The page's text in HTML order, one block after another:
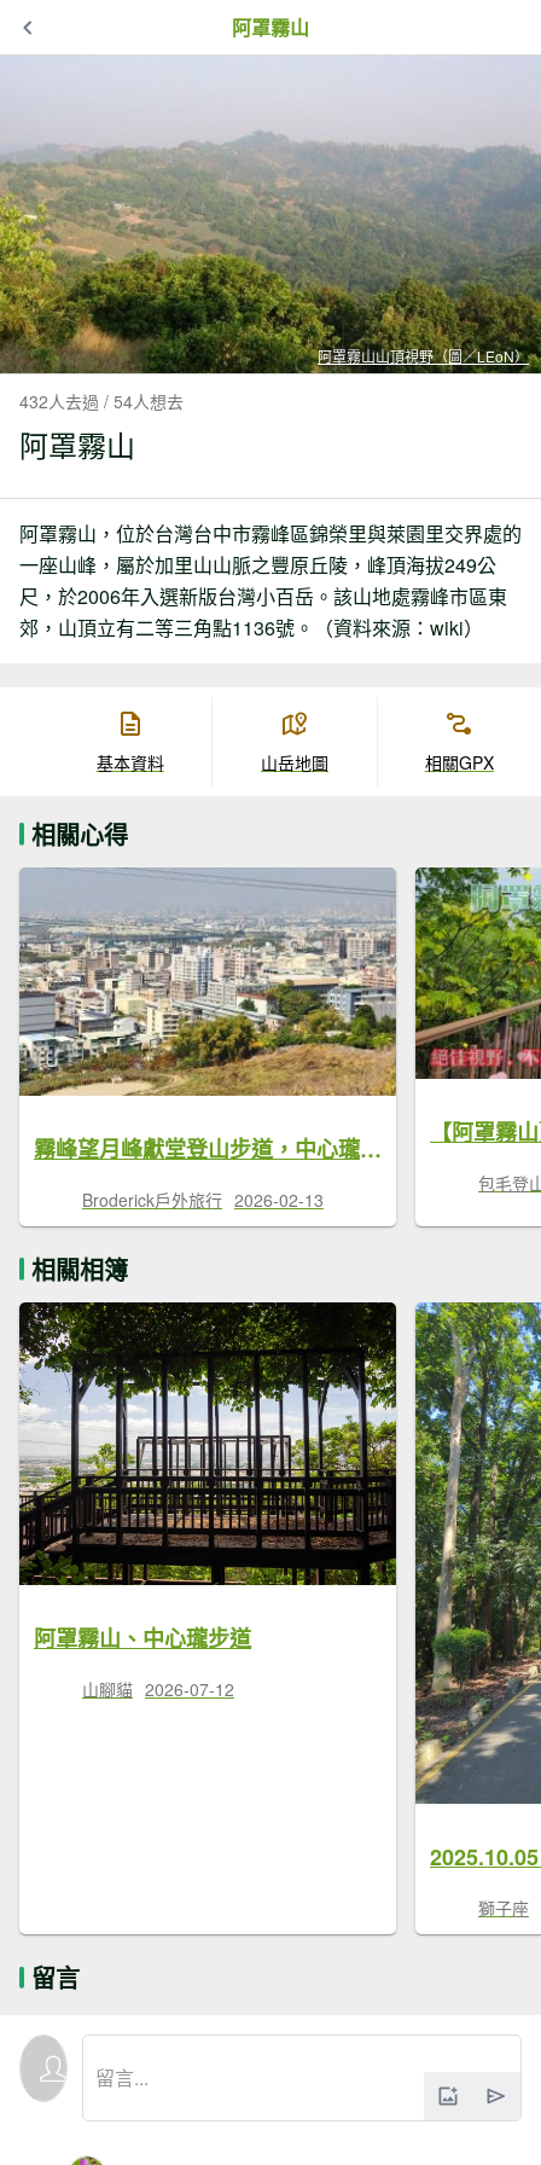
阿罩霧山
阿罩霧山山頂視野（圖／LEoN）
432人去過 / 54人想去
阿罩霧山
阿罩霧山，位於台灣台中市霧峰區錦榮里與萊園里交界處的
一座山峰，屬於加里山山脈之豐原丘陵，峰頂海拔249公
尺，於2006年入選新版台灣小百岳。該山地處霧峰市區東
郊，山頂立有二等三角點1136號。（資料來源：wiki）
基本資料 山岳地圖 相關GPX
相關心得
霧峰望月峰獻堂登山步道，中心瓏登山步道，阿罩霧公園，立法院民主議政園區
Broderick戶外旅行 2026-02-13
包毛登
相關相簿
阿罩霧山、中心瓏步道
山腳貓 2026-07-12
獅子座
留言